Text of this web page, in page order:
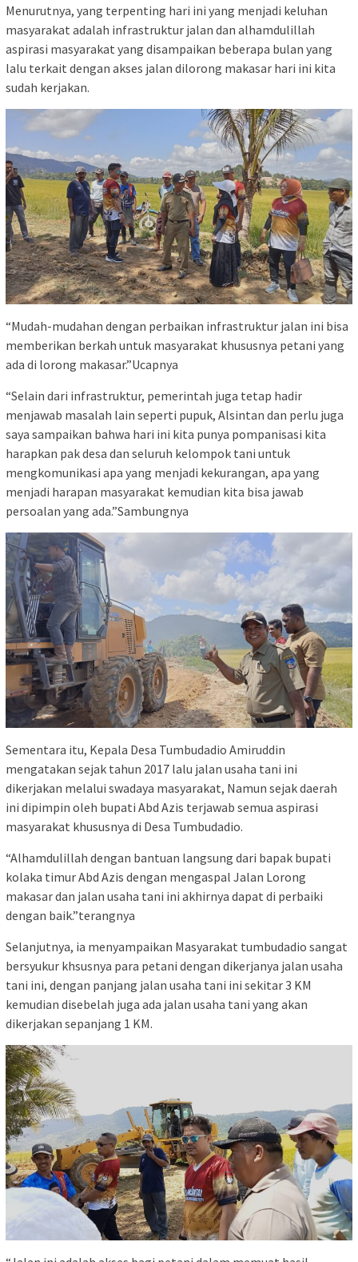
Menurutnya, yang terpenting hari ini yang menjadi keluhan
masyarakat adalah infrastruktur jalan dan alhamdulillah
aspirasi masyarakat yang disampaikan beberapa bulan yang
lalu terkait dengan akses jalan dilorong makasar hari ini kita
sudah kerjakan.
“Mudah-mudahan dengan perbaikan infrastruktur jalan ini bisa
memberikan berkah untuk masyarakat khususnya petani yang
ada di lorong makasar.”Ucapnya
“Selain dari infrastruktur, pemerintah juga tetap hadir
menjawab masalah lain seperti pupuk, Alsintan dan perlu juga
saya sampaikan bahwa hari ini kita punya pompanisasi kita
harapkan pak desa dan seluruh kelompok tani untuk
mengkomunikasi apa yang menjadi kekurangan, apa yang
menjadi harapan masyarakat kemudian kita bisa jawab
persoalan yang ada.”Sambungnya
Sementara itu, Kepala Desa Tumbudadio Amiruddin
mengatakan sejak tahun 2017 lalu jalan usaha tani ini
dikerjakan melalui swadaya masyarakat, Namun sejak daerah
ini dipimpin oleh bupati Abd Azis terjawab semua aspirasi
masyarakat khususnya di Desa Tumbudadio.
“Alhamdulillah dengan bantuan langsung dari bapak bupati
kolaka timur Abd Azis dengan mengaspal Jalan Lorong
makasar dan jalan usaha tani ini akhirnya dapat di perbaiki
dengan baik.”terangnya
Selanjutnya, ia menyampaikan Masyarakat tumbudadio sangat
bersyukur khsusnya para petani dengan dikerjanya jalan usaha
tani ini, dengan panjang jalan usaha tani ini sekitar 3 KM
kemudian disebelah juga ada jalan usaha tani yang akan
dikerjakan sepanjang 1 KM.